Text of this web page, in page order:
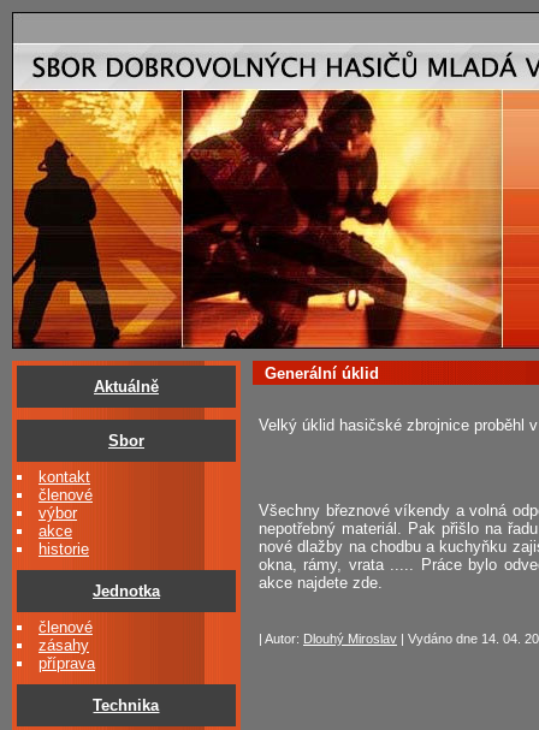
Aktuálně
Sbor
kontakt
členové
výbor
akce
historie
Jednotka
členové
zásahy
příprava
Technika
Generální úklid
Velký úklid hasičské zbrojnice proběhl
Všechny březnové víkendy a volná
nepotřebný materiál. Pak přišlo na
nové dlažby na chodbu a kuchyňku
okna, rámy, vrata ..... Práce bylo
akce najdete zde.
| Autor: Dlouhý Miroslav | Vydáno dne 14. 04.